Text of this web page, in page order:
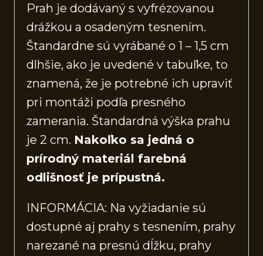
Prah je dodávaný s vyfrézovanou
drážkou a osadeným tesnením.
Štandardne sú vyrábané o 1 – 1,5 cm
dlhšie, ako je uvedené v tabuľke, to
znamená, že je potrebné ich upraviť
pri montáži podľa presného
zamerania. Štandardná výška prahu
je 2 cm. Nakoľko sa jedná o
prírodný materiál farebná
odlišnosť je prípustná.
INFORMÁCIA: Na vyžiadanie sú
dostupné aj prahy s tesnením, prahy
narezané na presnú dĺžku, prahy